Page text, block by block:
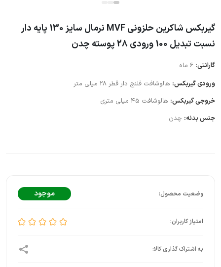
گیربکس شاکرین حلزونی MVF نرمال سایز 130 پایه دار
نسبت تبدیل 100 ورودی 28 پوسته چدن
گارانتی:
ورودی گیربکس: هالوشافت فلنج دار قطر 28 میلی متر
خروجی گیربکس: هالوشافت 45 میلی متری
جنس بدنه: چدن
موجود